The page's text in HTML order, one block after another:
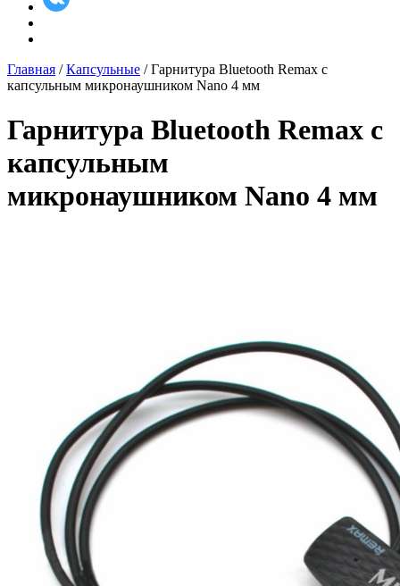
Главная /Капсульные / Гарнитура Bluetooth Remax с
капсульным микронаушником Nano 4 мм
Гарнитура Bluetooth Remax с
капсульным
микронаушником Nano 4 мм